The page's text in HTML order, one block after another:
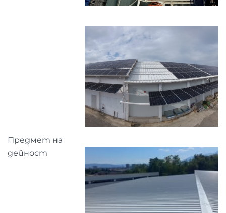
Предмет на
дейност